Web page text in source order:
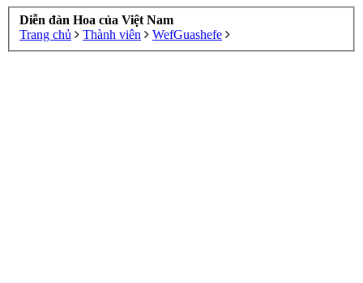
Diễn đàn Hoa của Việt Nam
Trang chủ
Thành viên WefGuashefe